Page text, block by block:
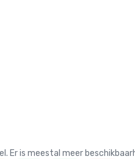
is meestal meer